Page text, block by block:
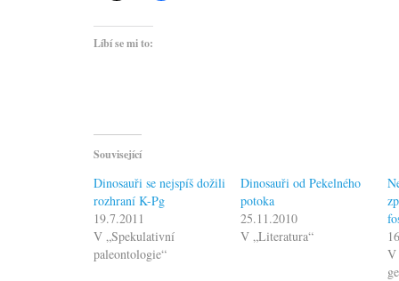
Líbí se mi to:
Související
Dinosauři se nejspíš dožili
rozhraní K-Pg
19.7.2011
V „Spekulativní
paleontologie“
Dinosauři od Pekelného
potoka
25.11.2010
V „Literatura“
V